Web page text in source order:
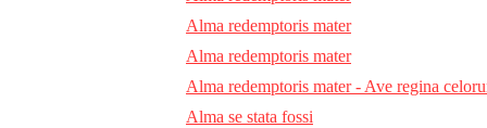
Alma redemptoris mater
Alma redemptoris mater
Alma redemptoris mater - Ave regina
Alma se stata fossi